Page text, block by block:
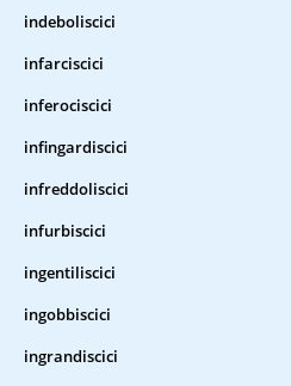
indeboliscici
infarciscici
inferociscici
infingardiscici
infreddoliscici
infurbiscici
ingentiliscici
ingobbiscici
ingrandiscici